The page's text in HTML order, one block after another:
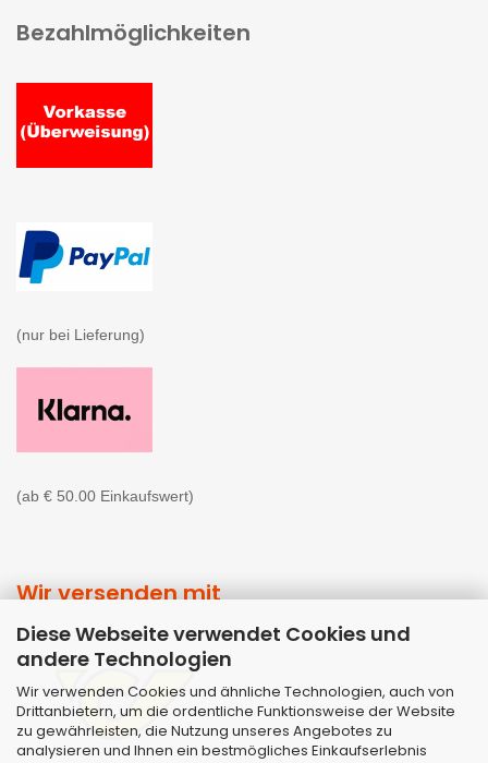
Diese Webseite verwendet Cookies und
andere Technologien
Wir verwenden Cookies und ähnliche Technologien, auch von
Drittanbietern, um die ordentliche Funktionsweise der Website
zu gewährleisten, die Nutzung unseres Angebotes zu
analysieren und Ihnen ein bestmögliches Einkaufserlebnis
Bezahlmöglichkeiten
(nur bei Lieferung)
(ab € 50.00 Einkaufswert)
Wir versenden mit